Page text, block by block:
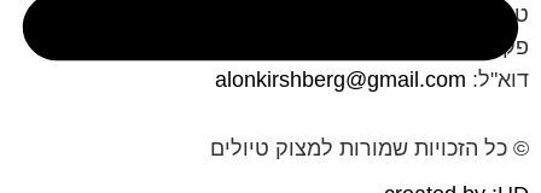
טלפון: 02-6431342
פקס: 02-6436280
דוא"ל:alonkirshberg@gmail.com
© כל הזכויות שמורות למצוק טיולים